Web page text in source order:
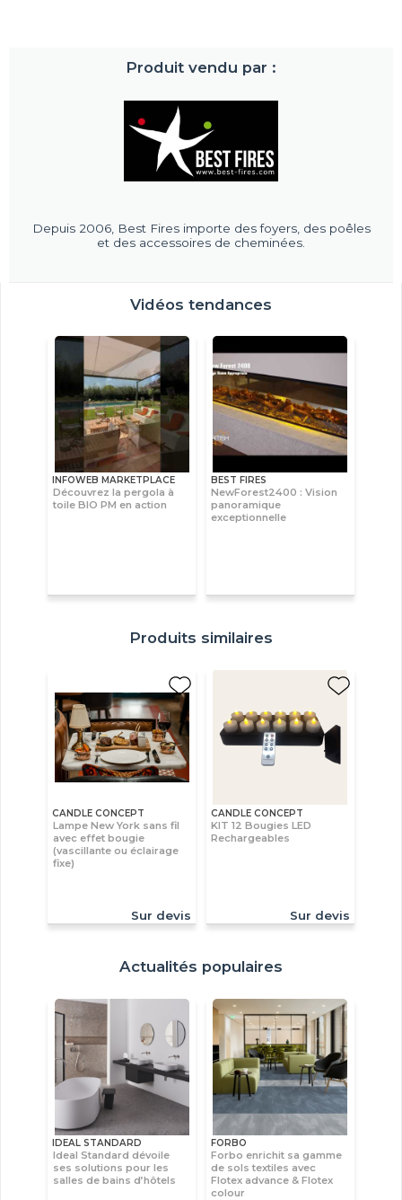
Produit vendu par :
Depuis 2006, Best Fires importe des foyers, des poêles
et des accessoires de cheminées.
Vidéos tendances
INFOWEB MARKETPLACE
Découvrez la pergola à
toile BIO PM en action
BEST FIRES
NewForest2400 : Vision
panoramique
exceptionnelle
Produits similaires
CANDLE CONCEPT
Lampe New York sans fil
avec effet bougie
(vascillante ou éclairage
fixe)
Sur devis
CANDLE CONCEPT
KIT 12 Bougies LED
Rechargeables
Sur devis
Actualités populaires
IDEAL STANDARD
Ideal Standard dévoile
ses solutions pour les
salles de bains d’hôtels
FORBO
Forbo enrichit sa gamme
de sols textiles avec
Flotex advance & Flotex
colour